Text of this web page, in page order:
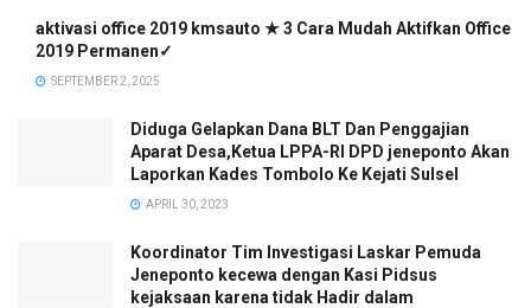
aktivasi office 2019 kmsauto ★ 3 Cara Mudah Aktifkan Office
2019 Permanen✓
SEPTEMBER 2, 2025
Diduga Gelapkan Dana BLT Dan Penggajian
Aparat Desa,Ketua LPPA-RI DPD jeneponto Akan
Laporkan Kades Tombolo Ke Kejati Sulsel
APRIL 30, 2023
Koordinator Tim Investigasi Laskar Pemuda
Jeneponto kecewa dengan Kasi Pidsus
kejaksaan karena tidak Hadir dalam